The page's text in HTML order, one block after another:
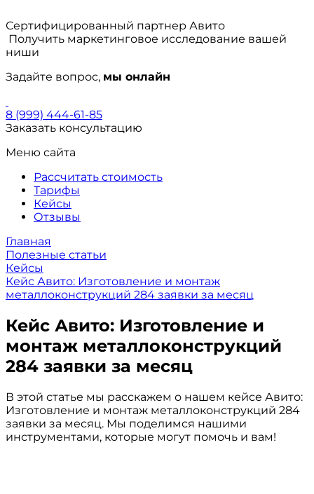
Сертифицированный партнер Авито
Получить маркетинговое исследование вашей
ниши
Задайте вопрос, мы онлайн
8 (999) 444-61-85
Заказать консультацию
Меню сайта
Рассчитать стоимость
Тарифы
Кейсы
Отзывы
Главная
Полезные статьи
Кейсы
Кейс Авито: Изготовление и монтаж
металлоконструкций 284 заявки за месяц
Кейс Авито: Изготовление и
монтаж металлоконструкций
284 заявки за месяц
В этой статье мы расскажем о нашем кейсе Авито:
Изготовление и монтаж металлоконструкций 284
заявки за месяц. Мы поделимся нашими
инструментами, которые могут помочь и вам!